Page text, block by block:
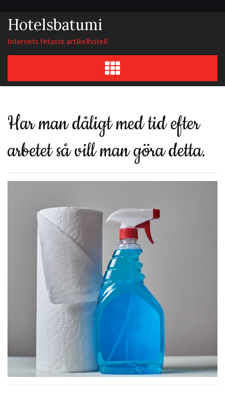
content
Hotelsbatumi
Internets fetaste artikelhotell
Har man dåligt med tid efter
arbetet så vill man göra detta.